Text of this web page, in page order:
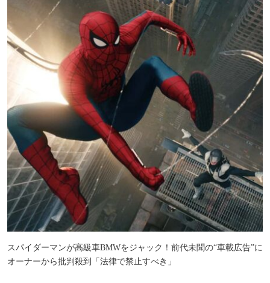
スパイダーマンが高級車BMWをジャック！前代未聞の“車載広告”に
オーナーから批判殺到「法律で禁止すべき」